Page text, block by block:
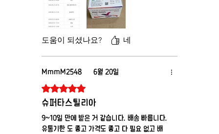
도움이 되셨나요? 네
MmmM2548 6월 20일
별점 5점 중 5점을 주었습니다.
슈퍼타스틸리아
9~10일 만에 받은 거 같습니다. 배송 빠릅니다.
유통기한 도 좋고 가격도 좋고 다 필요 없고 배